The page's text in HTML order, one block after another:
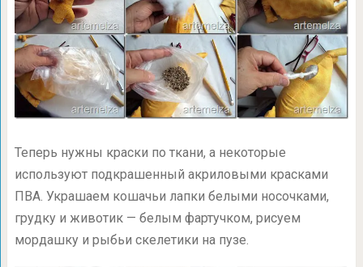
Теперь нужны краски по ткани, а некоторые
используют подкрашенный акриловыми красками
ПВА. Украшаем кошачьи лапки белыми носочками,
грудку и животик — белым фартучком, рисуем
мордашку и рыбьи скелетики на пузе.